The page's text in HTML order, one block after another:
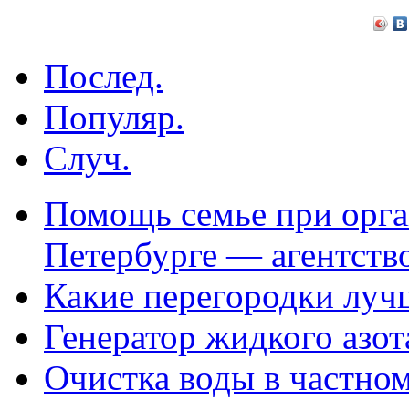
Послед.
Популяр.
Случ.
Помощь семье при
Петербурге —
Какие перегородки
Генератор жидкого
Очистка воды в